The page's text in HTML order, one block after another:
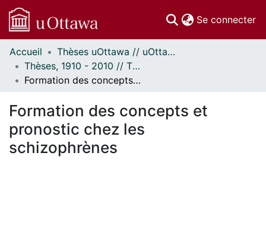
Se connecter
Communautés
et collections
Parcourir
À propos
Accueil
Thèses uOttawa // uOttawa Theses
Thèses, 1910 - 2010 // Theses, 1910 - 2010
Formation des concepts et pronostic chez les schizophrènes
Formation des concepts et
pronostic chez les
schizophrènes